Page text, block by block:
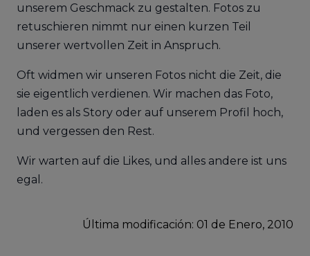
unserem Geschmack zu gestalten. Fotos zu
retuschieren nimmt nur einen kurzen Teil
unserer wertvollen Zeit in Anspruch.
Oft widmen wir unseren Fotos nicht die Zeit, die
sie eigentlich verdienen. Wir machen das Foto,
laden es als Story oder auf unserem Profil hoch,
und vergessen den Rest.
Wir warten auf die Likes, und alles andere ist uns
egal.
Última modificación: 01 de Enero, 2010